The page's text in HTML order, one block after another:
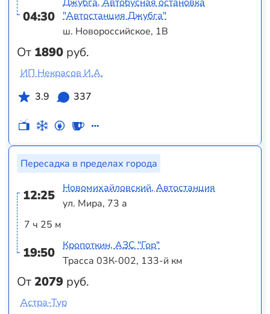
04:30
От 1890 руб.
"Автостанция Джубга"
ш. Новороссийское, 1В
ИП Некрасов И.А.
3.9
337
Пересадка в пределах города
12:25
7 ч 25 м
19:50
От2079 руб.
Новомихайловский, Автостанция
ул. Мира, 73 а
Кропоткин, АЗС "Гор"
Трасса 03К-002, 133-й км
Астра-Тур